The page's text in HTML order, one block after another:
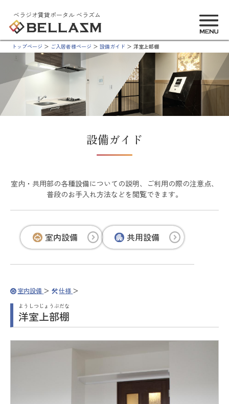
ベラジオ賃貸ポータル ベラズム
トップページ ご入居者様ページ 設備ガイド 洋室上部棚
設備ガイド
室内・共用部の各種設備についての説明、ご利用の際の注意点、
普段のお手入れ方法などを閲覧できます。
室内設備 共用設備
室内設備 仕様
ようしつじょうぶだな
洋室上部棚